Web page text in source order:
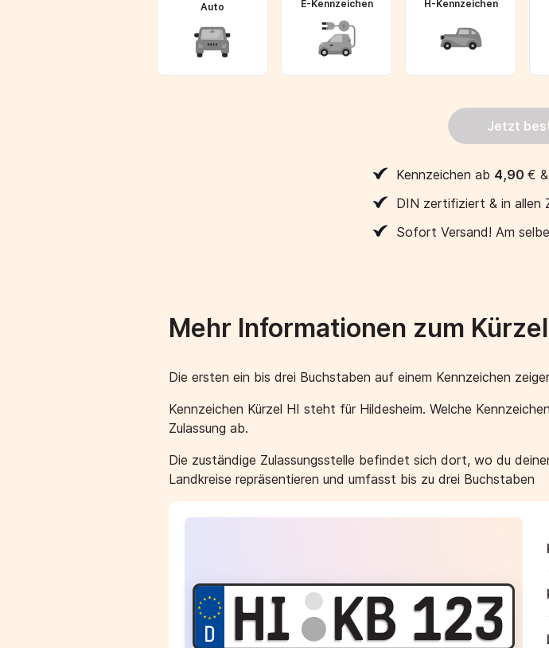
Auto E-Kennzeichen H-Kennzeichen
Jetzt
Kennzeichen ab 4,90 €
DIN zertifiziert & in allen
Sofort Versand! Am
Mehr Informationen zum
Die ersten ein bis drei Buchstaben auf einem Kennzeichen
Kennzeichen Kürzel HI steht für Hildesheim. Welche
Zulassung ab.
Die zuständige Zulassungsstelle befindet sich dort, wo du
Landkreise repräsentieren und umfasst bis zu drei Buchstaben